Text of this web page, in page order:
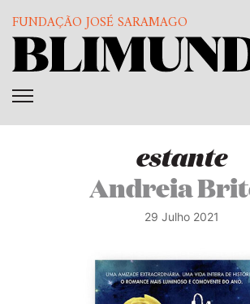
FUNDAÇÃO JOSÉ SARAMAGO
estante
Andreia
29 Julho 2021